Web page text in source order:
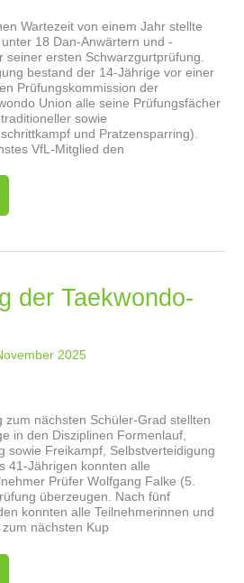
Wartezeit von einem Jahr stellte
18 Dan-Anwärtern und -
seiner ersten Schwarzgurtprüfung.
bestand der 14-Jährige vor einer
Prüfungskommission der
Union alle seine Prüfungsfächer
sowie
und Pratzensparring).
VfL-Mitglied den
der Taekwondo-
2025
nächsten Schüler-Grad stellten
in den Disziplinen Formenlauf,
sowie Freikampf, Selbstverteidigung
41-Jährigen konnten alle
Prüfer Wolfgang Falke (5.
überzeugen. Nach fünf
konnten alle Teilnehmerinnen und
nächsten Kup